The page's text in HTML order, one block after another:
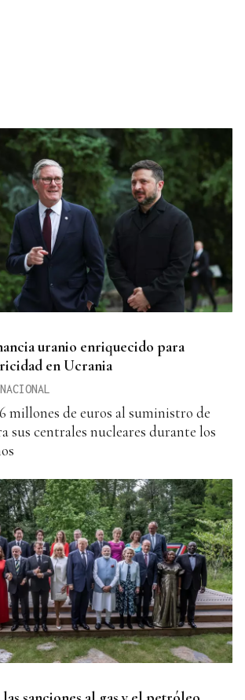
uranio enriquecido para
en Ucrania
millones de euros al suministro de
sus centrales nucleares durante los